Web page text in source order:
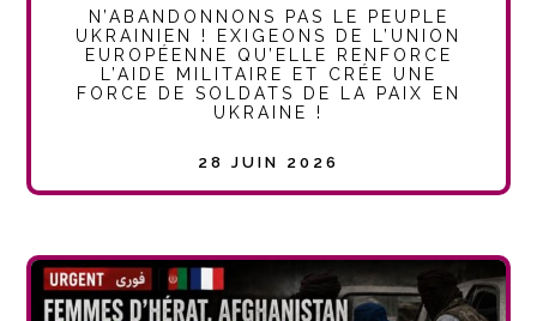
N’ABANDONNONS PAS LE PEUPLE
UKRAINIEN ! EXIGEONS DE L’UNION
EUROPÉENNE QU’ELLE RENFORCE
L’AIDE MILITAIRE ET CRÉE UNE
FORCE DE SOLDATS DE LA PAIX EN
UKRAINE !
28 JUIN 2026